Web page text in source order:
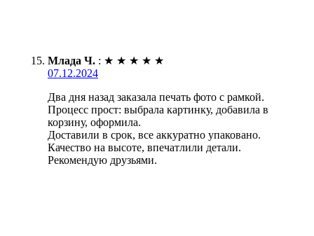
Млада Ч. : ★ ★ ★ ★ ★
07.12.2024
Два дня назад заказала печать фото с рамкой.
Процесс прост: выбрала картинку, добавила в
корзину, оформила.
Доставили в срок, все аккуратно упаковано.
Качество на высоте, впечатлили детали.
Рекомендую друзьями.